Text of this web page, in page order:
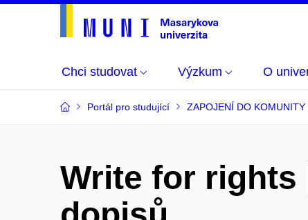
Chci studovat Výzkum O
Portál pro studující ZAPOJENÍ DO KOMUNITY
Write for rights